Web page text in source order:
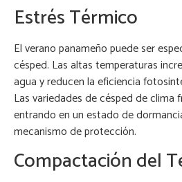
Estrés Térmico
El verano panameño puede ser
césped. Las altas temperaturas
agua y reducen la eficiencia
Las variedades de césped de clima
entrando en un estado de
mecanismo de protección.
Compactación del